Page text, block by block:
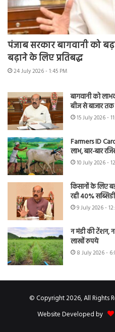
पंजाब सरकार बागवानी को
बढ़ाने के लिए प्रतिबद्ध
24 July 2026 - 1:45 PM
बागवानी को
बीज से बाजार तक
15 July 2026 -
Farmers ID
लाभ, बार-बार
10 July 2026 -
किसानों के लिए
रही 40%
9 July 2026 -
न मंडी की टेंशन,
लाखों रुपये
8 July 2026 -
© Copyright 2026, All Rights
Website Developed by